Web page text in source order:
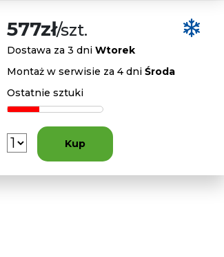
577zł/szt.
Dostawa za 3 dni Wtorek
Montaż w serwisie za 4 dni Środa
Ostatnie sztuki
Kup